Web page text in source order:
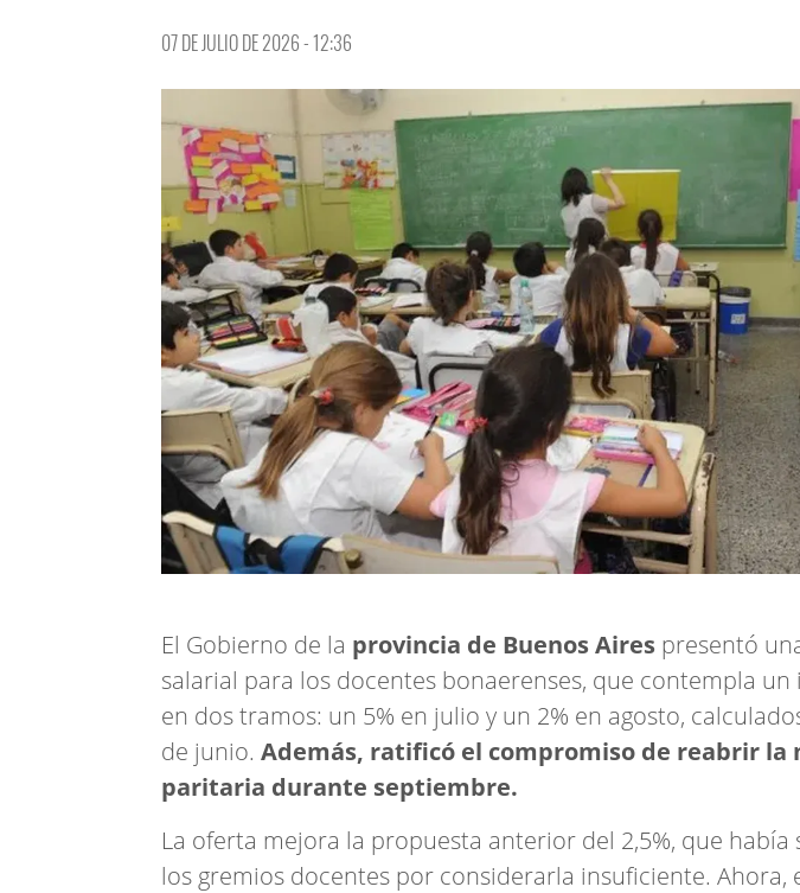
07 DE JULIO DE 2026 - 12:36
El Gobierno de la provincia de Buenos Aires presentó
salarial para los docentes bonaerenses, que contempla
en dos tramos: un 5% en julio y un 2% en agosto,
de junio. Además, ratificó el compromiso de reabrir la
paritaria durante septiembre.
La oferta mejora la propuesta anterior del 2,5%, que
los gremios docentes por considerarla insuficiente. Ahora,